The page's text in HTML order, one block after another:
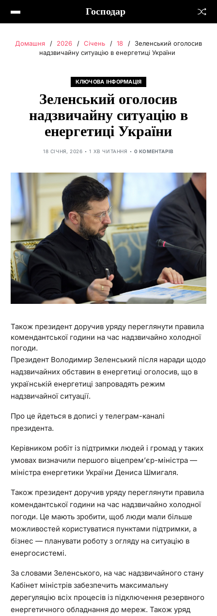
Господар
Домашня 2026 Січень 18
Зеленський оголосив
надзвичайну ситуацію в енергетиці України
КЛЮЧОВА ІНФОРМАЦІЯ
Зеленський оголосив
надзвичайну ситуацію в
енергетиці України
18 СІЧНЯ, 2026 1 ХВ ЧИТАННЯ 0 КОМЕНТАРІВ
Також президент доручив уряду переглянути правила
комендантської години на час надзвичайно холодної
погоди.
Президент Володимир Зеленський після наради щодо
надзвичайних обставин в енергетиці оголосив, що в
українській енергетиці запровадять режим
надзвичайної ситуації.
Про це йдеться в дописі у телеграм-каналі
президента.
Керівником робіт із підтримки людей і громад у таких
умовах визначили першого віцепремʼєр-міністра —
міністра енергетики України Дениса Шмигаля.
Також президент доручив уряду переглянути правила
комендантської години на час надзвичайно холодної
погоди. Це мають зробити, щоб люди мали більше
можливостей користуватися пунктами підтримки, а
бізнес — планувати роботу з огляду на ситуацію в
енергосистемі.
За словами Зеленського, на час надзвичайного стану
Кабінет міністрів забезпечить максимальну
дерегуляцію всіх процесів із підключення резервного
енергетичного обладнання до мереж. Також уряд